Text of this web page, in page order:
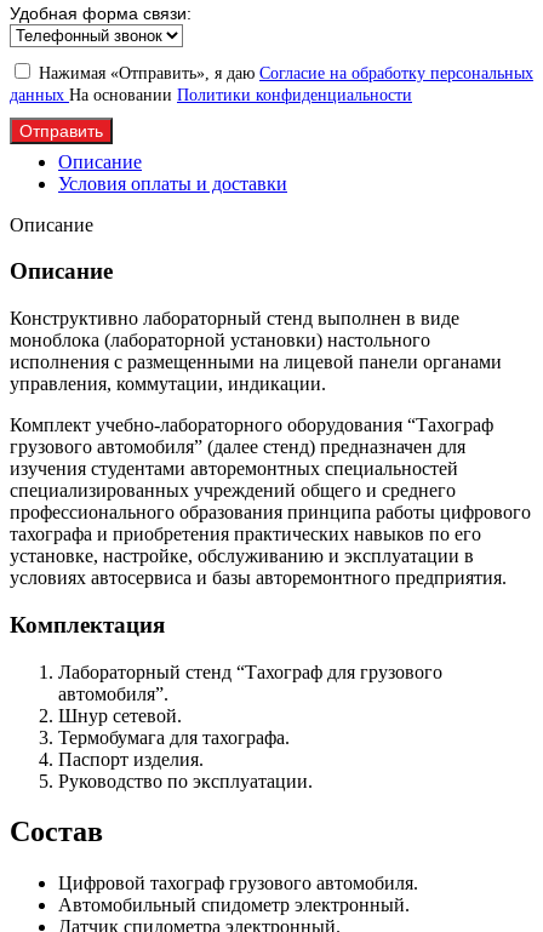
Удобная форма связи:
Нажимая «Отправить», я даю Согласие на обработку персональных
данных На основании Политики конфиденциальности
Отправить
Описание
Условия оплаты и доставки
Описание
Описание
Конструктивно лабораторный стенд выполнен в виде
моноблока (лабораторной установки) настольного
исполнения с размещенными на лицевой панели органами
управления, коммутации, индикации.
Комплект учебно-лабораторного оборудования “Тахограф
грузового автомобиля” (далее стенд) предназначен для
изучения студентами авторемонтных специальностей
специализированных учреждений общего и среднего
профессионального образования принципа работы цифрового
тахографа и приобретения практических навыков по его
установке, настройке, обслуживанию и эксплуатации в
условиях автосервиса и базы авторемонтного предприятия.
Комплектация
Лабораторный стенд “Тахограф для грузового
автомобиля”.
Шнур сетевой.
Термобумага для тахографа.
Паспорт изделия.
Руководство по эксплуатации.
Состав
Цифровой тахограф грузового автомобиля.
Автомобильный спидометр электронный.
Датчик спидометра электронный.